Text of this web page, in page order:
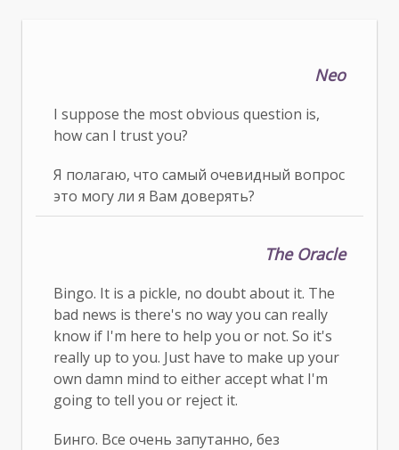
Neo
I suppose the most obvious question is,
how can I trust you?
Я полагаю, что самый очевидный вопрос
это могу ли я Вам доверять?
The Oracle
Bingo. It is a pickle, no doubt about it. The
bad news is there's no way you can really
know if I'm here to help you or not. So it's
really up to you. Just have to make up your
own damn mind to either accept what I'm
going to tell you or reject it.
Бинго. Все очень запутанно, без